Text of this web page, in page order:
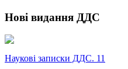
Нові видання ДДС
Наукові записки ДДС. 11